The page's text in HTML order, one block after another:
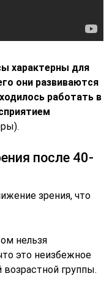
характерны для
они развиваются
работать в
после 40-
зрения, что
нельзя
это неизбежное
группы.